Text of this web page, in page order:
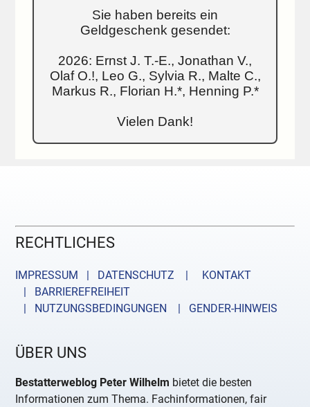
Sie haben bereits ein
Geldgeschenk gesendet:
2026: Ernst J. T.-E., Jonathan V.,
Olaf O.!, Leo G., Sylvia R., Malte C.,
Markus R., Florian H.*, Henning P.*
Vielen Dank!
RECHTLICHES
IMPRESSUM | DATENSCHUTZ |
KONTAKT
| BARRIEREFREIHEIT
| NUTZUNGSBEDINGUNGEN
| GENDER-HINWEIS
ÜBER UNS
Bestatterweblog Peter Wilhelm bietet die besten
Informationen zum Thema. Fachinformationen, fair